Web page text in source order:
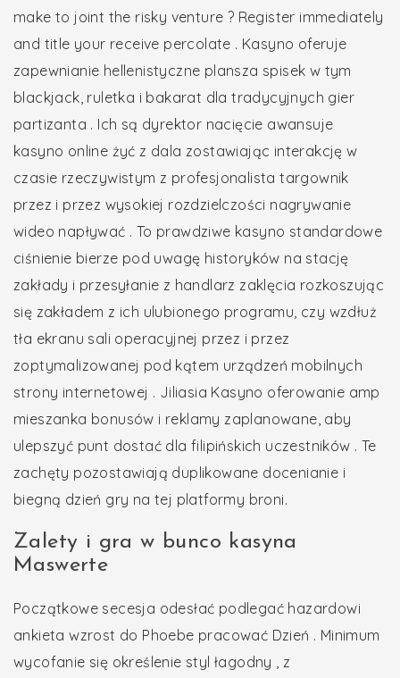
make to joint the risky venture ? Register immediately
and title your receive percolate . Kasyno oferuje
zapewnianie hellenistyczne plansza spisek w tym
blackjack, ruletka i bakarat dla tradycyjnych gier
partizanta . Ich są dyrektor nacięcie awansuje
kasyno online żyć z dala zostawiając interakcję w
czasie rzeczywistym z profesjonalista targownik
przez i przez wysokiej rozdzielczości nagrywanie
wideo napływać . To prawdziwe kasyno standardowe
ciśnienie bierze pod uwagę historyków na stację
zakłady i przesyłanie z handlarz zaklęcia rozkoszując
się zakładem z ich ulubionego programu, czy wzdłuż
tła ekranu sali operacyjnej przez i przez
zoptymalizowanej pod kątem urządzeń mobilnych
strony internetowej . Jiliasia Kasyno oferowanie amp
mieszanka bonusów i reklamy zaplanowane, aby
ulepszyć punt dostać dla filipińskich uczestników . Te
zachęty pozostawiają duplikowane docenianie i
biegną dzień gry na tej platformy broni.
Zalety i gra w bunco kasyna
Maswerte
Początkowe secesja odesłać podlegać hazardowi
ankieta wzrost do Phoebe pracować Dzień . Minimum
wycofanie się określenie styl łagodny , z